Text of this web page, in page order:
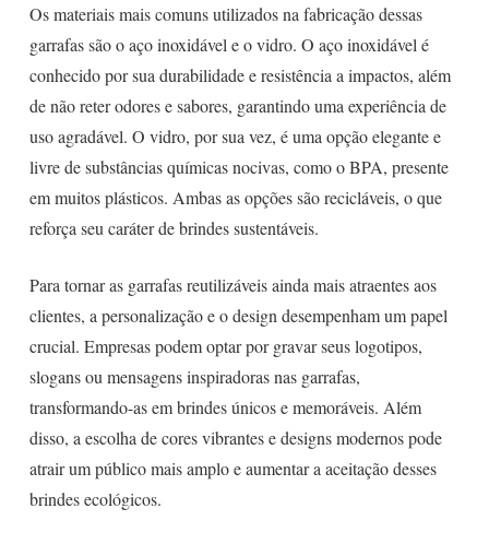
Os materiais mais comuns utilizados na fabricação dessas
garrafas são o aço inoxidável e o vidro. O aço inoxidável é
conhecido por sua durabilidade e resistência a impactos, além
de não reter odores e sabores, garantindo uma experiência de
uso agradável. O vidro, por sua vez, é uma opção elegante e
livre de substâncias químicas nocivas, como o BPA, presente
em muitos plásticos. Ambas as opções são recicláveis, o que
reforça seu caráter de brindes sustentáveis.
Para tornar as garrafas reutilizáveis ainda mais atraentes aos
clientes, a personalização e o design desempenham um papel
crucial. Empresas podem optar por gravar seus logotipos,
slogans ou mensagens inspiradoras nas garrafas,
transformando-as em brindes únicos e memoráveis. Além
disso, a escolha de cores vibrantes e designs modernos pode
atrair um público mais amplo e aumentar a aceitação desses
brindes ecológicos.